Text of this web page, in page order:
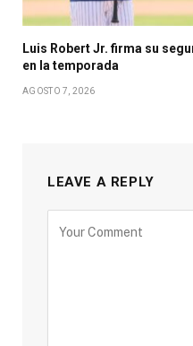
Luis Robert Jr. firma su
en la temporada
AGOSTO 7, 2026
LEAVE A REPLY